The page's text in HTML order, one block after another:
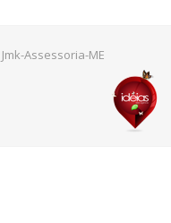
Assessoria-ME